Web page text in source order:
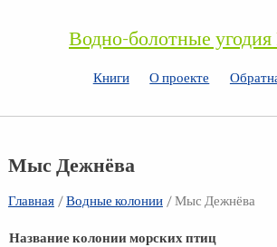
Водно-болотные угодия
Книги О проекте
Мыс Дежнёва
Главная/Водные колонии/ Мыс Дежнёва
Название колонии морских птиц